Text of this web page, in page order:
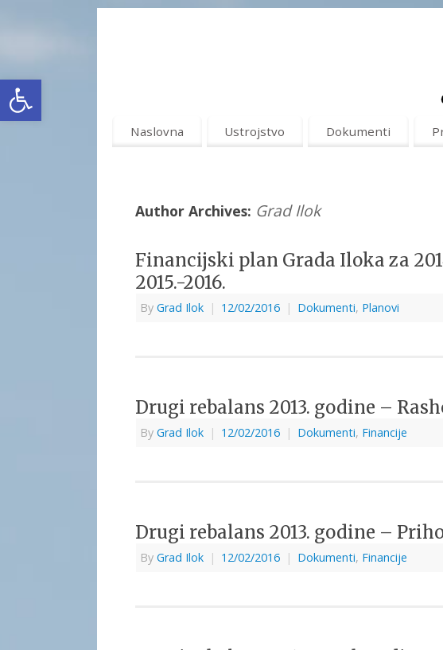
Open toolbar
Naslovna Ustrojstvo Dokumenti
Author Archives: Grad Ilok
Financijski plan Grada Iloka za
2015.-2016.
By Grad Ilok | 12/02/2016 | Dokumenti, Planovi
Drugi rebalans 2013. godine –
By Grad Ilok | 12/02/2016 | Dokumenti, Financije
Drugi rebalans 2013. godine –
By Grad Ilok | 12/02/2016 | Dokumenti, Financije